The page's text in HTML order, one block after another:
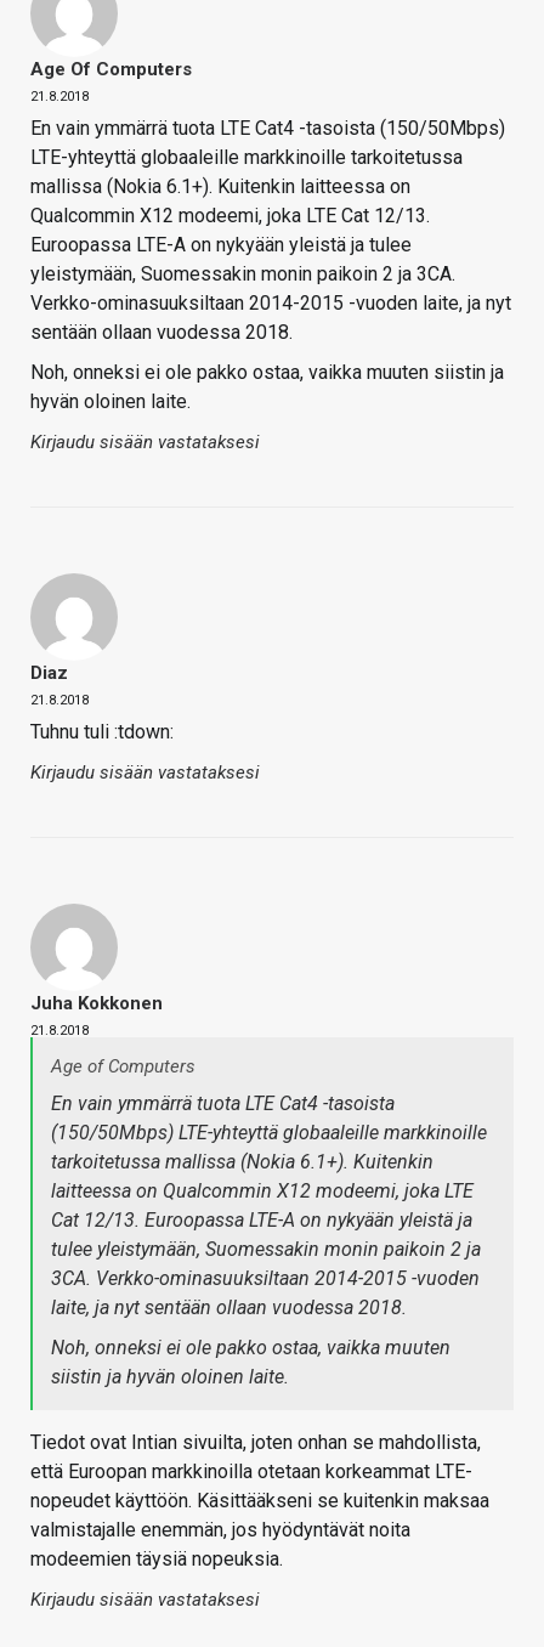
Age Of Computers
21.8.2018
En vain ymmärrä tuota LTE Cat4 -tasoista (150/50Mbps)
LTE-yhteyttä globaaleille markkinoille tarkoitetussa
mallissa (Nokia 6.1+). Kuitenkin laitteessa on
Qualcommin X12 modeemi, joka LTE Cat 12/13.
Euroopassa LTE-A on nykyään yleistä ja tulee
yleistymään, Suomessakin monin paikoin 2 ja 3CA.
Verkko-ominasuuksiltaan 2014-2015 -vuoden laite, ja nyt
sentään ollaan vuodessa 2018.
Noh, onneksi ei ole pakko ostaa, vaikka muuten siistin ja
hyvän oloinen laite.
Kirjaudu sisään vastataksesi
Diaz
21.8.2018
Tuhnu tuli :tdown:
Kirjaudu sisään vastataksesi
Juha Kokkonen
21.8.2018
Age of Computers
En vain ymmärrä tuota LTE Cat4 -tasoista
(150/50Mbps) LTE-yhteyttä globaaleille markkinoille
tarkoitetussa mallissa (Nokia 6.1+). Kuitenkin
laitteessa on Qualcommin X12 modeemi, joka LTE
Cat 12/13. Euroopassa LTE-A on nykyään yleistä ja
tulee yleistymään, Suomessakin monin paikoin 2 ja
3CA. Verkko-ominasuuksiltaan 2014-2015 -vuoden
laite, ja nyt sentään ollaan vuodessa 2018.
Noh, onneksi ei ole pakko ostaa, vaikka muuten
siistin ja hyvän oloinen laite.
Tiedot ovat Intian sivuilta, joten onhan se mahdollista,
että Euroopan markkinoilla otetaan korkeammat LTE-
nopeudet käyttöön. Käsittääkseni se kuitenkin maksaa
valmistajalle enemmän, jos hyödyntävät noita
modeemien täysiä nopeuksia.
Kirjaudu sisään vastataksesi